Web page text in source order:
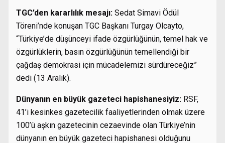
TGC’den kararlılık mesajı: Sedat Simavi Ödül
Töreni’nde konuşan TGC Başkanı Turgay Olcayto,
“Türkiye’de düşünceyi ifade özgürlüğünün, temel hak ve
özgürlüklerin, basın özgürlüğünün temellendiği bir
çağdaş demokrasi için mücadelemizi sürdüreceğiz”
dedi (13 Aralık).
Dünyanın en büyük gazeteci hapishanesiyiz: RSF,
41’i kesinkes gazetecilik faaliyetlerinden olmak üzere
100’ü aşkın gazetecinin cezaevinde olan Türkiye’nin
dünyanın en büyük gazeteci hapishanesi olduğunu